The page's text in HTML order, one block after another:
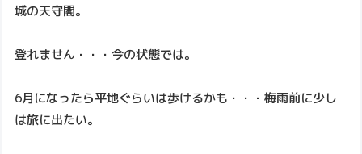
城の天守閣。
登れません・・・今の状態では。
6月になったら平地ぐらいは歩けるかも・・・梅雨前に少し
は旅に出たい。